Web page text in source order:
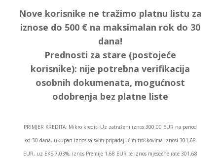
Nove korisnike ne tražimo platnu listu za
iznose do 500 € na maksimalan rok do 30
dana!
Prednosti za stare (postojeće
korisnike): nije potrebna verifikacija
osobnih dokumenata, mogućnost
odobrenja bez platne liste
PRIMJER KREDITA: Mikro kredit: Uz zatraženi iznos 300,00 EUR na period
od 30 dana, ukupan iznos sa svim pripadajućim troškovima iznosi 301,68
EUR, uz EKS 7,03%, iznos Premije 1,68 EUR te iznos mjesečne rate 301,68